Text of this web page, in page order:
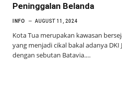
Peninggalan Belanda
INFO AUGUST 11, 2024
Kota Tua merupakan kawasan
yang menjadi cikal bakal adanya
dengan sebutan Batavia.…